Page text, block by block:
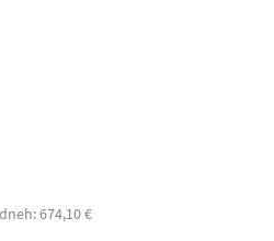
674,10 €